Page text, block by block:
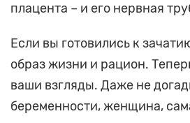
плацента – и его нервная
Если вы готовились к
образ жизни и рацион.
ваши взгляды. Даже не
беременности, женщина,